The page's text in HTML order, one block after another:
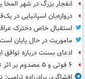
انفجار بزرگ در شهر المخا
دروازه‌بان اسپانیایی در
استقبال خاص دخترک
ماموریت در حال پایان
ادعای بسنت درباره توافق
۶ فوتی و ۵ مصدوم بر اثر تصادف زنجیره‌ای